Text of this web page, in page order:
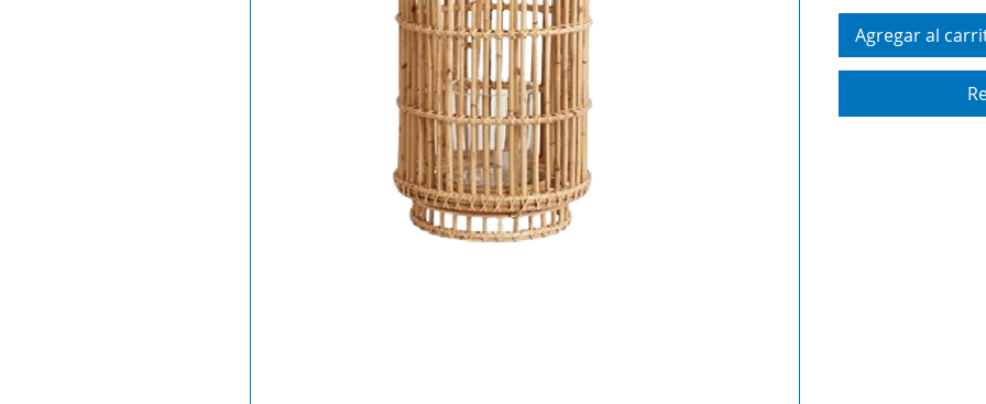
Agregar al